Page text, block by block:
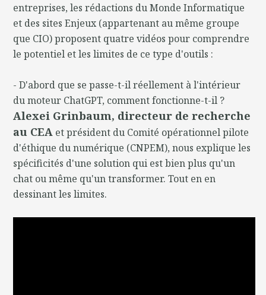
entreprises, les rédactions du Monde Informatique
et des sites Enjeux (appartenant au même groupe
que CIO) proposent quatre vidéos pour comprendre
le potentiel et les limites de ce type d'outils :
- D'abord que se passe-t-il réellement à l'intérieur
du moteur ChatGPT, comment fonctionne-t-il ?
Alexei Grinbaum, directeur de recherche
au CEA et président du Comité opérationnel pilote
d'éthique du numérique (CNPEM), nous explique les
spécificités d'une solution qui est bien plus qu'un
chat ou même qu'un transformer. Tout en en
dessinant les limites.